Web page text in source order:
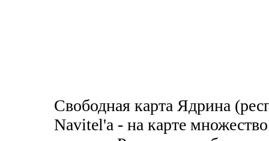
Свободная карта Ядрина
Navitel'а - на карте